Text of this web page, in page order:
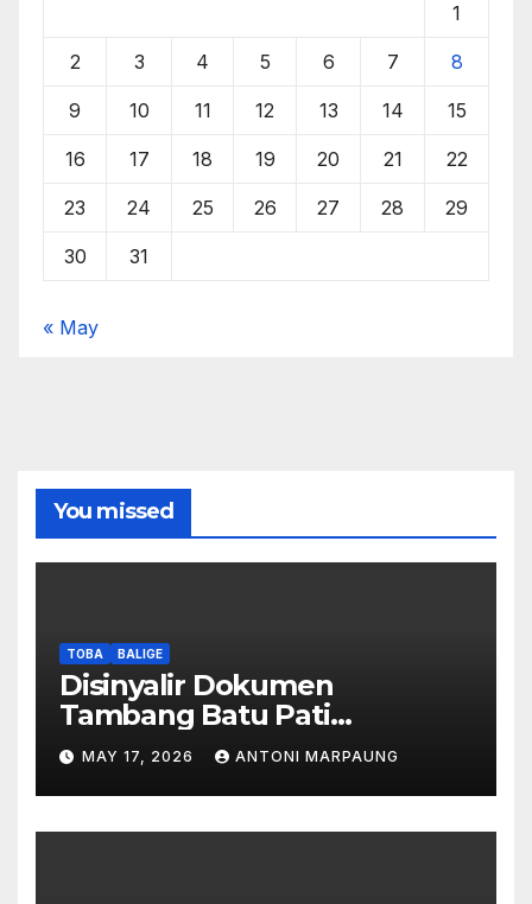
1
2 3 4 5 6 7 8
9 10 11 12 13 14 15
16 17 18 19 20 21 22
23 24 25 26 27 28 29
30 31
« May
You missed
TOBA BALIGE
Disinyalir Dokumen
Tambang Batu Pati
Simanjuntak Palsu – Jerry
Manurung : Tambang Tidak
Berada Di DTA – Frengki
Pardede : Kami Tidak Miliki
MAY 17, 2026 ANTONI MARPAUNG